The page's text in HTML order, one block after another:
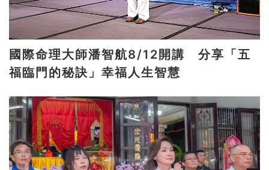
國際命理大師潘智航8/12開講 分享「五
福臨門的秘訣」幸福人生智慧